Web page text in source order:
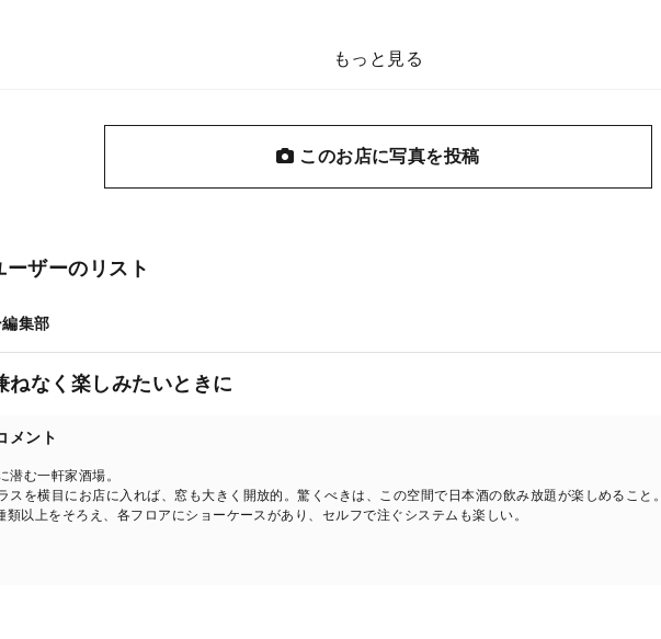
もっと見る
このお店に写真を投稿
ザーのリスト
集部
ねなく楽しみたいときに
メント
潜む一軒家酒場。
スを横目にお店に入れば、窓も大きく開放的。驚くべきは、この空間で日本酒の飲み放題が楽しめること。
類以上をそろえ、各フロアにショーケースがあり、セルフで注ぐシステムも楽しい。